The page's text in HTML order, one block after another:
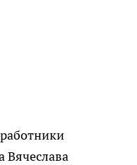
Вячеслава